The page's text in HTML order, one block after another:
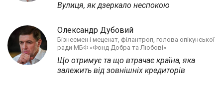
Вулиця, як дзеркало неспокою
Олександр Дубовий
Бізнесмен і меценат, філантроп, голова опікунської
ради МБФ «Фонд Добра та Любові»
Що отримує та що втрачає країна, яка
залежить від зовнішніх кредиторів